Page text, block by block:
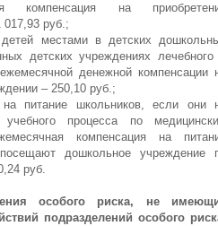
компенсация на
017,93 руб.;
местами в детских
детских учреждениях
денежной компенсации
– 250,10 руб.;
питание школьников, если они
процесса по
компенсация на
дошкольное учреждение
руб.
особого риска, не
подразделений особого